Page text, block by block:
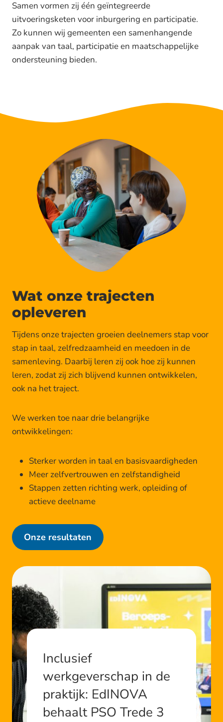
Samen vormen zij één geïntegreerde
uitvoeringsketen voor inburgering en participatie.
Zo kunnen wij gemeenten een samenhangende
aanpak van taal, participatie en maatschappelijke
ondersteuning bieden.
Wat onze trajecten
opleveren
Tijdens onze trajecten groeien deelnemers stap voor
stap in taal, zelfredzaamheid en meedoen in de
samenleving. Daarbij leren zij ook hoe zij kunnen
leren, zodat zij zich blijvend kunnen ontwikkelen,
ook na het traject.
We werken toe naar drie belangrijke
ontwikkelingen:
Sterker worden in taal en basisvaardigheden
Meer zelfvertrouwen en zelfstandigheid
Stappen zetten richting werk, opleiding of
actieve deelname
Onze resultaten
Inclusief
werkgeverschap in de
praktijk: EdINOVA
behaalt PSO Trede 3